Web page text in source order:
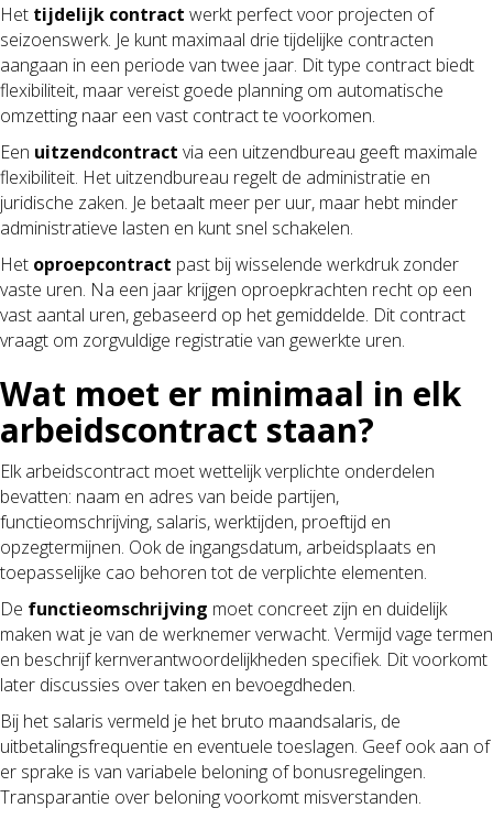
Het tijdelijk contract werkt perfect voor projecten of
seizoenswerk. Je kunt maximaal drie tijdelijke contracten
aangaan in een periode van twee jaar. Dit type contract biedt
flexibiliteit, maar vereist goede planning om automatische
omzetting naar een vast contract te voorkomen.
Een uitzendcontract via een uitzendbureau geeft maximale
flexibiliteit. Het uitzendbureau regelt de administratie en
juridische zaken. Je betaalt meer per uur, maar hebt minder
administratieve lasten en kunt snel schakelen.
Het oproepcontract past bij wisselende werkdruk zonder
vaste uren. Na een jaar krijgen oproepkrachten recht op een
vast aantal uren, gebaseerd op het gemiddelde. Dit contract
vraagt om zorgvuldige registratie van gewerkte uren.
Wat moet er minimaal in elk
arbeidscontract staan?
Elk arbeidscontract moet wettelijk verplichte onderdelen
bevatten: naam en adres van beide partijen,
functieomschrijving, salaris, werktijden, proeftijd en
opzegtermijnen. Ook de ingangsdatum, arbeidsplaats en
toepasselijke cao behoren tot de verplichte elementen.
De functieomschrijving moet concreet zijn en duidelijk
maken wat je van de werknemer verwacht. Vermijd vage termen
en beschrijf kernverantwoordelijkheden specifiek. Dit voorkomt
later discussies over taken en bevoegdheden.
Bij het salaris vermeld je het bruto maandsalaris, de
uitbetalingsfrequentie en eventuele toeslagen. Geef ook aan of
er sprake is van variabele beloning of bonusregelingen.
Transparantie over beloning voorkomt misverstanden.